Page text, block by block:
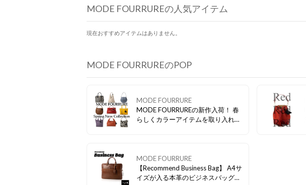
MODE FOURRUREの人気アイテム
現在おすすめアイテムはありません。
MODE FOURRUREのPOP
MODE FOURRURE
MODE FOURRUREの新作入荷！ 春
らしくカラーアイテムを取り入れて
MODE FOURRURE
【Recommend Business Bag】 A4サ
イズが入る本革のビジネスバッグ。